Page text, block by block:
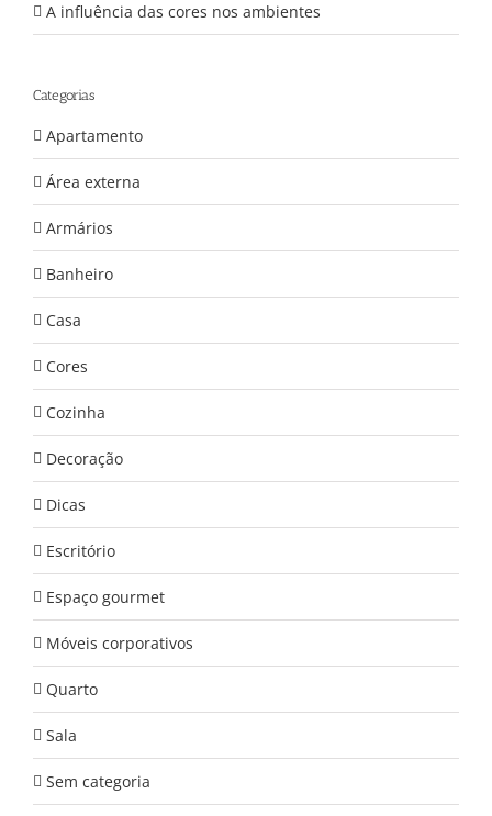
A influência das cores nos ambientes
Categorias
Apartamento
Área externa
Armários
Banheiro
Casa
Cores
Cozinha
Decoração
Dicas
Escritório
Espaço gourmet
Móveis corporativos
Quarto
Sala
Sem categoria